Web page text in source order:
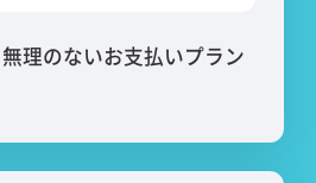
理のないお支払いプラン